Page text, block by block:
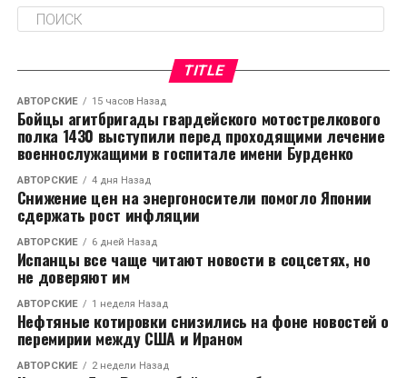
Останки пропавшего полвека назад человека
случайно нашли в Англии
В Японии дикий кабан ворвался в жилой район и
напал на пятерых жителей
TITLE
АВТОРСКИЕ 15 часов Назад
Бойцы агитбригады гвардейского мотострелкового
полка 1430 выступили перед проходящими лечение
военнослужащими в госпитале имени Бурденко
АВТОРСКИЕ 4 дня Назад
Снижение цен на энергоносители помогло Японии
сдержать рост инфляции
АВТОРСКИЕ 6 дней Назад
Испанцы все чаще читают новости в соцсетях, но
не доверяют им
АВТОРСКИЕ 1 неделя Назад
Нефтяные котировки снизились на фоне новостей о
перемирии между США и Ираном
АВТОРСКИЕ 2 недели Назад